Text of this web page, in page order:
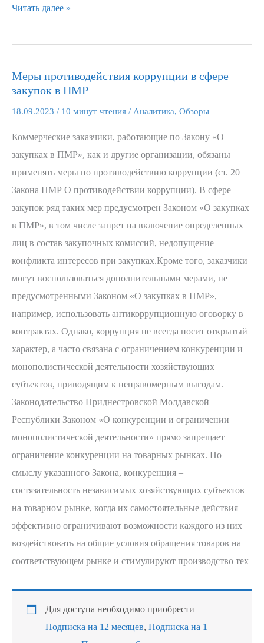
Читать далее »
Меры противодействия коррупции в сфере
закупок в ПМР
18.09.2023 / 10 минут чтения / Аналитика, Обзоры
Коммерческие заказчики, работающие по Закону «О
закупках в ПМР», как и другие организации, обязаны
применять меры по противодействию коррупции (ст. 20
Закона ПМР О противодействии коррупции). В сфере
закупок ряд таких мер предусмотрен Законом «О закупках
в ПМР», в том числе запрет на включение определенных
лиц в состав закупочных комиссий, недопущение
конфликта интересов при закупках.Кроме того, заказчики
могут воспользоваться дополнительными мерами, не
предусмотренными Законом «О закупках в ПМР»,
например, использовать антикоррупционную оговорку в
контрактах. Однако, коррупция не всегда носит открытый
характер, а часто связана с ограничением конкуренции и
монополистической деятельности хозяйствующих
субъектов, приводящим к неправомерным выгодам.
Законодательство Приднестровской Молдавской
Республики Законом «О конкуренции и ограничении
монополистической деятельности» прямо запрещает
ограничение конкуренции на товарных рынках. По
смыслу указанного Закона, конкуренция –
состязательность независимых хозяйствующих субъектов
на товарном рынке, когда их самостоятельные действия
эффективно ограничивают возможности каждого из них
воздействовать на общие условия обращения товаров на
соответствующем рынке и стимулируют производство тех
Для доступа необходимо приобрести
Подписка на 12 месяцев,Подписка на 1
Меры
противодействия
коррупции